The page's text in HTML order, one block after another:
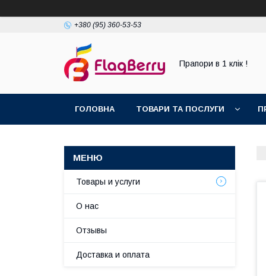
+380 (95) 360-53-53
Прапори в 1 клік !
ГОЛОВНА ТОВАРИ ТА ПОСЛУГИ
Товары и услуги
О нас
Отзывы
Доставка и оплата